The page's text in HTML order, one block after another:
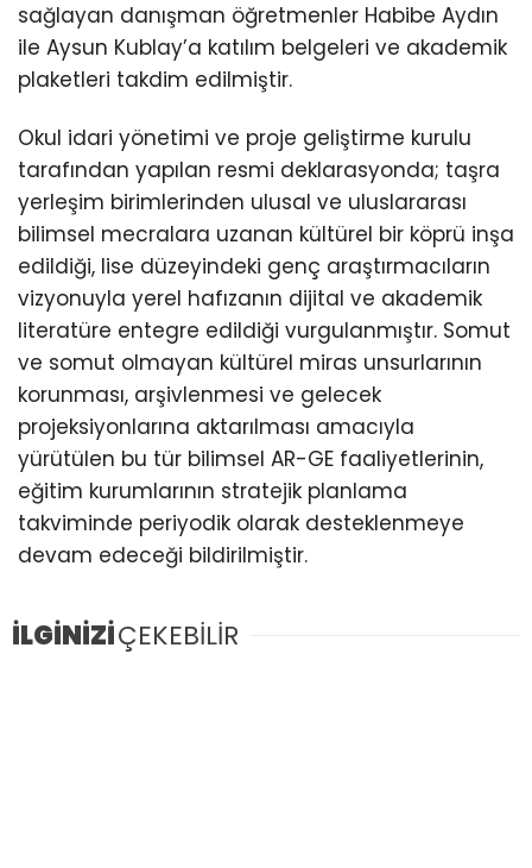
sağlayan danışman öğretmenler Habibe Aydın
ile Aysun Kublay’a katılım belgeleri ve akademik
plaketleri takdim edilmiştir.
Okul idari yönetimi ve proje geliştirme kurulu
tarafından yapılan resmi deklarasyonda; taşra
yerleşim birimlerinden ulusal ve uluslararası
bilimsel mecralara uzanan kültürel bir köprü inşa
edildiği, lise düzeyindeki genç araştırmacıların
vizyonuyla yerel hafızanın dijital ve akademik
literatüre entegre edildiği vurgulanmıştır. Somut
ve somut olmayan kültürel miras unsurlarının
korunması, arşivlenmesi ve gelecek
projeksiyonlarına aktarılması amacıyla
yürütülen bu tür bilimsel AR-GE faaliyetlerinin,
eğitim kurumlarının stratejik planlama
takviminde periyodik olarak desteklenmeye
devam edeceği bildirilmiştir.
İLGİNİZİÇEKEBİLİR